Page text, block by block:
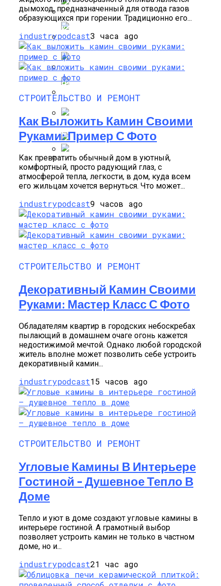
Пример С Фото
Декоративный Камин Своими Руками:
Мастер Класс С Фото
Угловые Камины В Интерьере
Гостиной – Душевное Тепло В Доме
Облицовка Печи Керамической
Плиткой: Проверенный Способ
Как Прорастить Канны После Зимы –
Фото Инструкция
Виды Цветов Для Посадки В Апреле,
Чтобы Быстрее Зацвели
Размножение Клематиса Семенами
Стратификация Семян
дымоход, предназначенный для отвода газов
образующихся при горении. Традиционно его...
industrypodcast3 часа ago
СТРОИТЕЛЬСТВО И РЕМОНТ
Как Выложить Камин Своими
Руками: Пример С Фото
Как превратить обычный дом в уютный,
комфортный, просто радующий глаз, с
атмосферой тепла, легкости, в дом, куда всем
его жильцам хочется вернуться. Что может...
industrypodcast9 часов ago
СТРОИТЕЛЬСТВО И РЕМОНТ
Декоративный Камин Своими
Руками: Мастер Класс С Фото
Обладателям квартир в городских небоскребах
пылающий в домашнем очаге огонь кажется
недостижимой мечтой. Однако любой городской
житель вполне может позволить себе устроить
декоративный камин...
industrypodcast15 часов ago
СТРОИТЕЛЬСТВО И РЕМОНТ
Угловые Камины В Интерьере
Гостиной – Душевное Тепло В
Доме
Тепло и уют в доме создают угловые камины в
интерьере гостиной. А грамотный выбор
позволяет устроить камин не только в частном
доме, но и...
industrypodcast21 час ago